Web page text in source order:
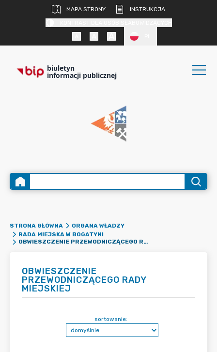
MAPA STRONY
INSTRUKCJA
biuletyn
informacji publicznej
STRONA GŁÓWNA
ORGANA WŁADZY
RADA MIEJSKA W BOGATYNI
OBWIESZCZENIE PRZEWODNICZĄCEGO RADY MIEJSKIEJ
OBWIESZCZENIE
PRZEWODNICZĄCEGO RADY
MIEJSKIEJ
sortowanie: